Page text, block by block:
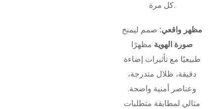
كل مرة.
مظهر واقعي: صمم ليمنح
صورة الهوية مظهرًا
طبيعيًا مع تأثيرات إضاءة
دقيقة، ظلال متدرجة،
وعناصر أمنية واضحة.
مثالي لمطابقة متطلبات